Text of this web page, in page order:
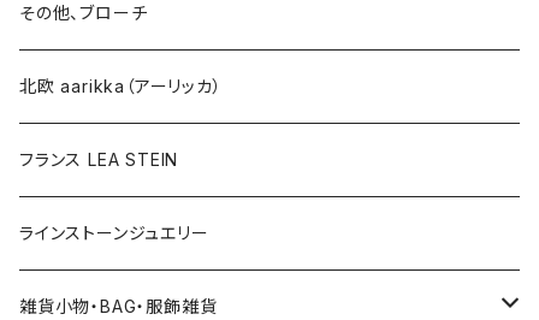
ブローチ
その他
ネックレス
その他、ブローチ
北欧 aarikka（アーリッカ）
フランス LEA STEIN
ラインストーンジュエリー
雑貨小物・BAG・服飾雑貨